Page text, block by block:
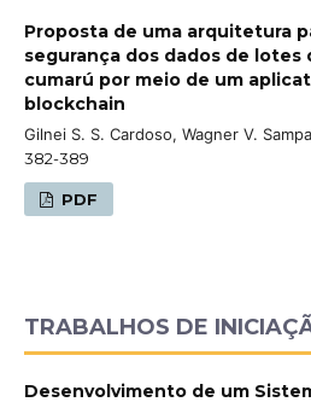
Proposta de uma arquitetura
segurança dos dados de lotes
cumarú por meio de um
blockchain
Gilnei S. S. Cardoso, Wagner V.
382-389
PDF
TRABALHOS DE
Desenvolvimento de um